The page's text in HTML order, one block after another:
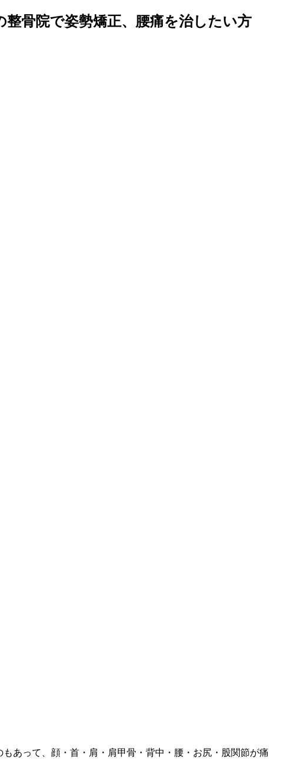
骨院で姿勢矯正、腰痛を治したい方
あって、顔・首・肩・肩甲骨・背中・腰・お尻・股関節が痛